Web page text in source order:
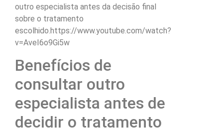
outro especialista antes da decisão final
sobre o tratamento
escolhido.https://www.youtube.com/watch?
v=AveI6o9Gi5w
Benefícios de
consultar outro
especialista antes de
decidir o tratamento